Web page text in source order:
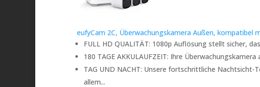
eufyCam 2C, Überwachungskamera Außen, kompatibel
FULL HD QUALITÄT: 1080p Auflösung stellt sicher,
180 TAGE AKKULAUFZEIT: Ihre
TAG UND NACHT: Unsere fortschrittliche
allem...